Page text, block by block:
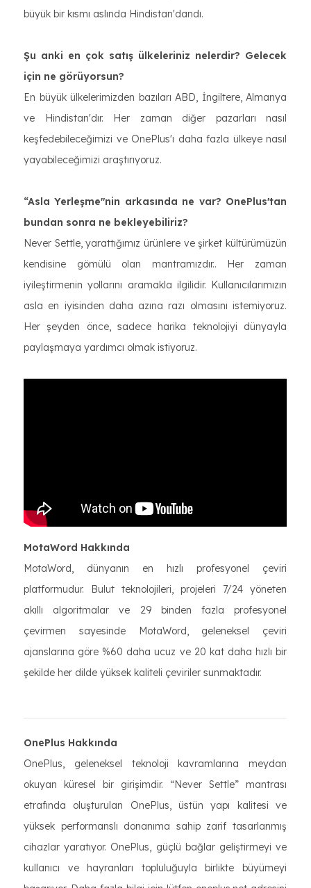
büyük bir kısmı aslında Hindistan'dandı.
Şu anki en çok satış ülkeleriniz nelerdir? Gelecek
için ne görüyorsun?
En büyük ülkelerimizden bazıları ABD, İngiltere, Almanya
ve Hindistan'dır. Her zaman diğer pazarları nasıl
keşfedebileceğimizi ve OnePlus'ı daha fazla ülkeye nasıl
yayabileceğimizi araştırıyoruz.
“Asla Yerleşme"nin arkasında ne var? OnePlus'tan
bundan sonra ne bekleyebiliriz?
Never Settle, yarattığımız ürünlere ve şirket kültürümüzün
kendisine gömülü olan mantramızdır.. Her zaman
iyileştirmenin yollarını aramakla ilgilidir. Kullanıcılarımızın
asla en iyisinden daha azına razı olmasını istemiyoruz.
Her şeyden önce, sadece harika teknolojiyi dünyayla
paylaşmaya yardımcı olmak istiyoruz.
MotaWord Hakkında
MotaWord, dünyanın en hızlı profesyonel çeviri
platformudur. Bulut teknolojileri, projeleri 7/24 yöneten
akıllı algoritmalar ve 29 binden fazla profesyonel
çevirmen sayesinde MotaWord, geleneksel çeviri
ajanslarına göre %60 daha ucuz ve 20 kat daha hızlı bir
şekilde her dilde yüksek kaliteli çeviriler sunmaktadır.
OnePlus Hakkında
OnePlus, geleneksel teknoloji kavramlarına meydan
okuyan küresel bir girişimdir. “Never Settle” mantrası
etrafında oluşturulan OnePlus, üstün yapı kalitesi ve
yüksek performanslı donanıma sahip zarif tasarlanmış
cihazlar yaratıyor. OnePlus, güçlü bağlar geliştirmeyi ve
kullanıcı ve hayranları topluluğuyla birlikte büyümeyi